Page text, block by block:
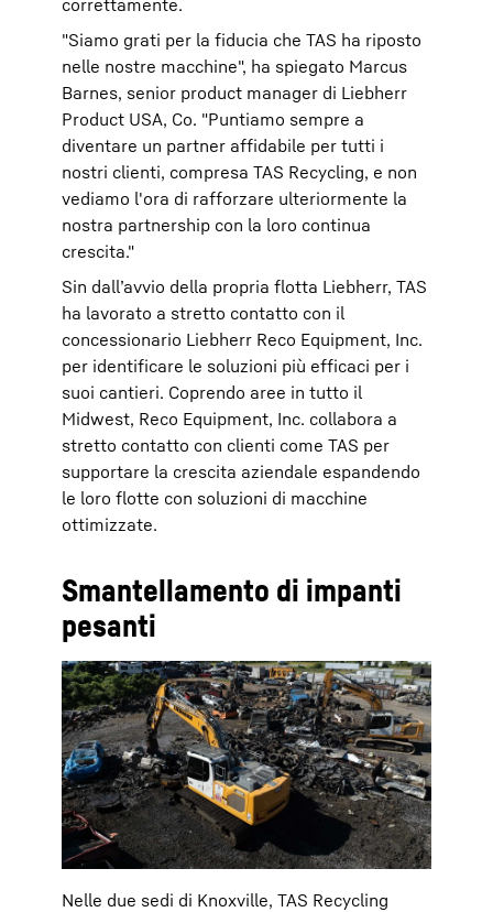
"Siamo grati per la fiducia che TAS ha riposto
nelle nostre macchine", ha spiegato Marcus
Barnes, senior product manager di Liebherr
Product USA, Co. "Puntiamo sempre a
diventare un partner affidabile per tutti i
nostri clienti, compresa TAS Recycling, e non
vediamo l'ora di rafforzare ulteriormente la
nostra partnership con la loro continua
crescita."
Sin dall’avvio della propria flotta Liebherr, TAS
ha lavorato a stretto contatto con il
concessionario Liebherr Reco Equipment, Inc.
per identificare le soluzioni più efficaci per i
suoi cantieri. Coprendo aree in tutto il
Midwest, Reco Equipment, Inc. collabora a
stretto contatto con clienti come TAS per
supportare la crescita aziendale espandendo
le loro flotte con soluzioni di macchine
ottimizzate.
Smantellamento di impanti
pesanti
Nelle due sedi di Knoxville, TAS Recycling